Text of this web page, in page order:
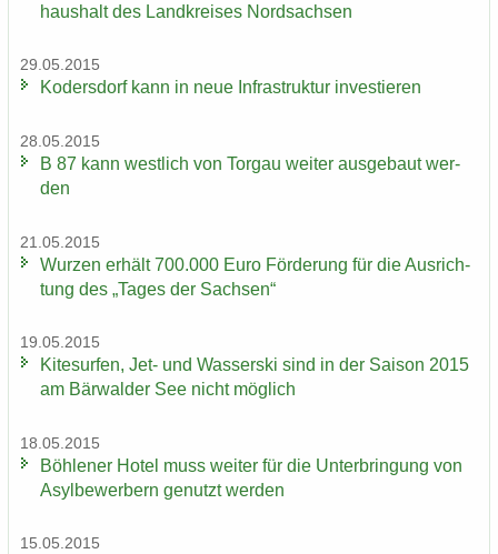
haus­halt des Land­krei­ses Nord­sach­sen
29.05.2015
Ko­ders­dorf kann in neue In­fra­struk­tur in­ves­tie­ren
28.05.2015
B 87 kann west­lich von Tor­gau wei­ter aus­ge­baut wer­
den
21.05.2015
Wur­zen er­hält 700.000 Euro För­de­rung für die Aus­rich­
tung des „Tages der Sach­sen“
19.05.2015
Ki­te­sur­fen, Jet- und Was­ser­ski sind in der Sai­son 2015
am Bär­wal­der See nicht mög­lich
18.05.2015
Böh­le­ner Hotel muss wei­ter für die Un­ter­brin­gung von
Asyl­be­wer­bern ge­nutzt wer­den
15.05.2015